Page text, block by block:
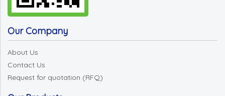
Our Company
About Us
Contact Us
Request for quotation (RFQ)